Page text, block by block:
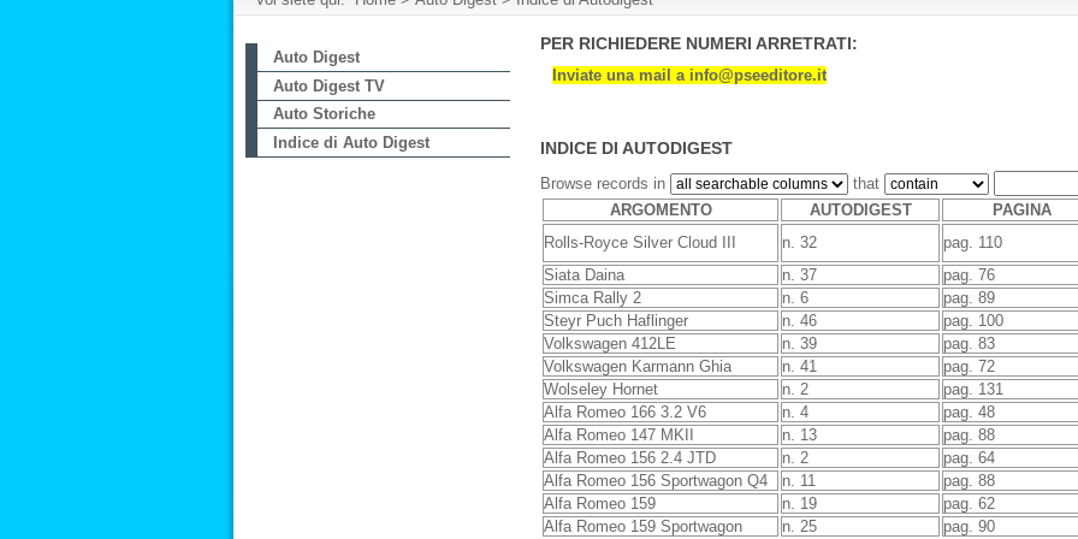
Auto Digest
Auto Digest TV
Auto Storiche
Indice di Auto Digest
PER RICHIEDERE NUMERI ARRETRATI:
Inviate una mail a info@pseeditore.it
INDICE DI AUTODIGEST
Browse records in
that
ARGOMENTO
AUTODIGEST
PAGINA
Rolls-Royce Silver Cloud III
n. 32
pag. 110
Siata Daina
n. 37
pag. 76
Simca Rally 2
n. 6
pag. 89
Steyr Puch Haflinger
n. 46
pag. 100
Volkswagen 412LE
n. 39
pag. 83
Volkswagen Karmann Ghia
n. 41
pag. 72
Wolseley Hornet
n. 2
pag. 131
Alfa Romeo 166 3.2 V6
n. 4
pag. 48
Alfa Romeo 147 MKII
n. 13
pag. 88
Alfa Romeo 156 2.4 JTD
n. 2
pag. 64
Alfa Romeo 156 Sportwagon Q4
n. 11
pag. 88
Alfa Romeo 159
n. 19
pag. 62
Alfa Romeo 159 Sportwagon
n. 25 pag. 90